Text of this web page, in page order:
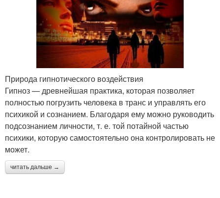
Природа гипнотического воздействия
Гипноз — древнейшая практика, которая позволяет
полностью погрузить человека в транс и управлять его
психикой и сознанием. Благодаря ему можно руководить
подсознанием личности, т. е. той потайной частью
психики, которую самостоятельно она контролировать не
может.
читать дальше →